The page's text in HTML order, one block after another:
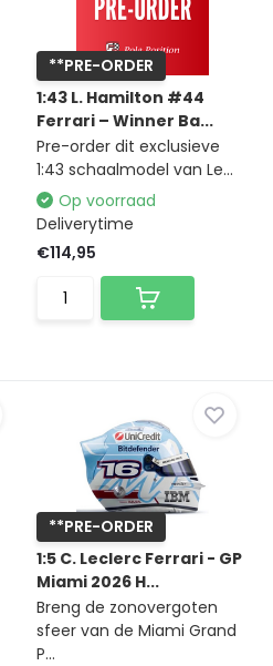
**PRE-ORDER
1:43 L. Hamilton #44
Ferrari – Winner Ba...
Pre-order dit exclusieve
1:43 schaalmodel van Le...
Op voorraad
Deliverytime
€114,95
**PRE-ORDER
1:5 C. Leclerc Ferrari - GP
Miami 2026 H...
Breng de zonovergoten
sfeer van de Miami Grand
P...